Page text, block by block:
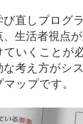
び直しプログ
、生活者視点
ていくことが
な考え方がシ
マップです。